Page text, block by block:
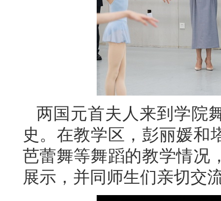
两国元首夫人来到学院
史。在教学区，彭丽媛和
芭蕾舞等舞蹈的教学情况
展示，并同师生们亲切交